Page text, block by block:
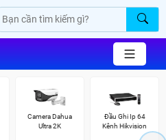
Camera Dahua
Ultra 2K
Đầu Ghi Ip 64
Kênh Hikvision